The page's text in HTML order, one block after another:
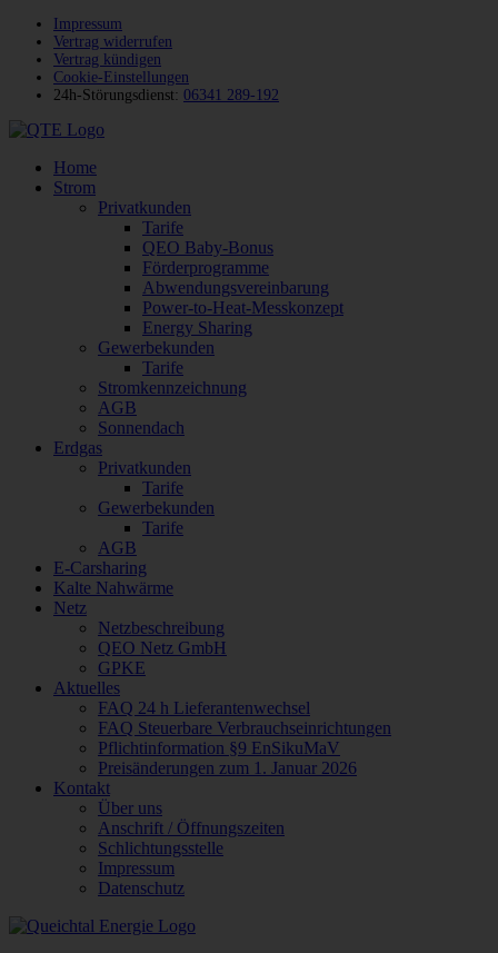
Impressum
Vertrag widerrufen
Vertrag kündigen
Cookie-Einstellungen
24h-Störungsdienst: 06341 289-192
Home
Strom
Privatkunden
Tarife
QEO Baby-Bonus
Förderprogramme
Abwendungsvereinbarung
Power-to-Heat-Messkonzept
Energy Sharing
Gewerbekunden
Tarife
Stromkennzeichnung
AGB
Sonnendach
Erdgas
Privatkunden
Tarife
Gewerbekunden
Tarife
AGB
E-Carsharing
Kalte Nahwärme
Netz
Netzbeschreibung
QEO Netz GmbH
GPKE
Aktuelles
FAQ 24 h Lieferantenwechsel
FAQ Steuerbare Verbrauchseinrichtungen
Pflichtinformation §9 EnSikuMaV
Preisänderungen zum 1. Januar 2026
Kontakt
Über uns
Anschrift / Öffnungszeiten
Schlichtungsstelle
Impressum
Datenschutz